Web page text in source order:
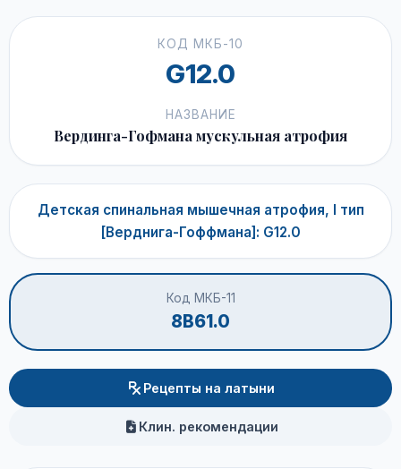
КОД МКБ-10
G12.0
НАЗВАНИЕ
Вердинга-Гофмана мускульная атрофия
Детская спинальная мышечная атрофия, I тип
[Верднига-Гоффмана]: G12.0
Код МКБ-11
8B61.0
Рецепты на латыни
Клин. рекомендации